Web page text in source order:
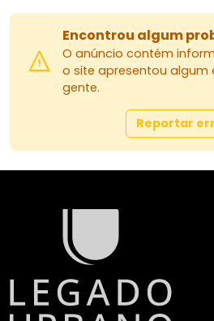
Encontrou algum
O anúncio contém
o site apresentou algum
gente.
Reportar